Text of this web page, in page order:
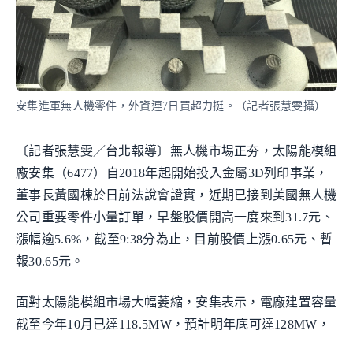
安集進軍無人機零件，外資連7日買超力挺。（記者張慧雯攝）
〔記者張慧雯／台北報導〕無人機市場正夯，太陽能模組
廠安集（6477）自2018年起開始投入金屬3D列印事業，
董事長黃國棟於日前法說會證實，近期已接到美國無人機
公司重要零件小量訂單，早盤股價開高一度來到31.7元、
漲幅逾5.6%，截至9:38分為止，目前股價上漲0.65元、暫
報30.65元。
面對太陽能模組市場大幅萎縮，安集表示，電廠建置容量
截至今年10月已達118.5MW，預計明年底可達128MW，